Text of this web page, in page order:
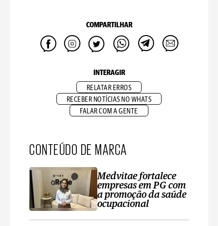
COMPARTILHAR
INTERAGIR
RELATAR ERROS
RECEBER NOTÍCIAS NO WHATS
FALAR COM A GENTE
CONTEÚDO DE MARCA
Medvitae fortalece
empresas em PG com
a promoção da saúde
ocupacional